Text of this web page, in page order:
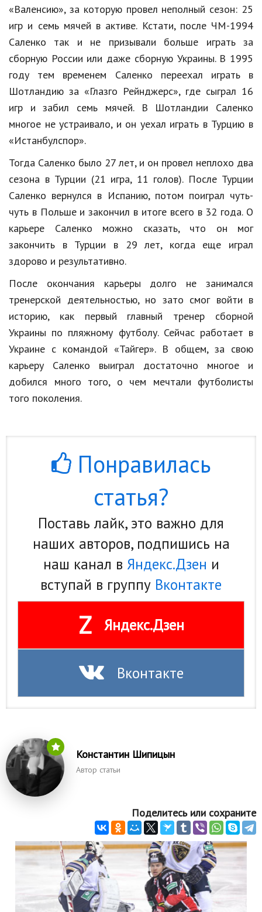
«Валенсию», за которую провел неполный сезон: 25
игр и семь мячей в активе. Кстати, после ЧМ-1994
Саленко так и не призывали больше играть за
сборную России или даже сборную Украины. В 1995
году тем временем Саленко переехал играть в
Шотландию за «Глазго Рейнджерс», где сыграл 16
игр и забил семь мячей. В Шотландии Саленко
многое не устраивало, и он уехал играть в Турцию в
«Истанбулспор».
Тогда Саленко было 27 лет, и он провел неплохо два
сезона в Турции (21 игра, 11 голов). После Турции
Саленко вернулся в Испанию, потом поиграл чуть-
чуть в Польше и закончил в итоге всего в 32 года. О
карьере Саленко можно сказать, что он мог
закончить в Турции в 29 лет, когда еще играл
здорово и результативно.
После окончания карьеры долго не занимался
тренерской деятельностью, но зато смог войти в
историю, как первый главный тренер сборной
Украины по пляжному футболу. Сейчас работает в
Украине с командой «Тайгер». В общем, за свою
карьеру Саленко выиграл достаточно многое и
добился много того, о чем мечтали футболисты
того поколения.
Понравилась
статья?
Поставь лайк, это важно для
наших авторов, подпишись на
наш канал в Яндекс.Дзен и
вступай в группу Вконтакте
Z Яндекс.Дзен
Вконтакте
Константин Шипицын
Автор статьи
Поделитесь или сохраните